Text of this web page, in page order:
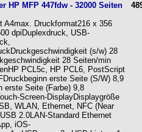
HP MFP 447fdw - 32000 Seiten
A4max. Druckformat216 x 356
dpiDuplexdruck, USB-
(s/w) 28
28 Seiten/min
PCL5c, HP PCL6, PostScript
erste Seite (S/W) 8,9
erste Seite (Farbe) 9,8
Screen-DisplayDisplaygröße
WLAN, Ethernet, NFC (Near
2.0LAN-Standard Ethernet
iOS-